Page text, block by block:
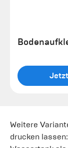
Weitere
drucken